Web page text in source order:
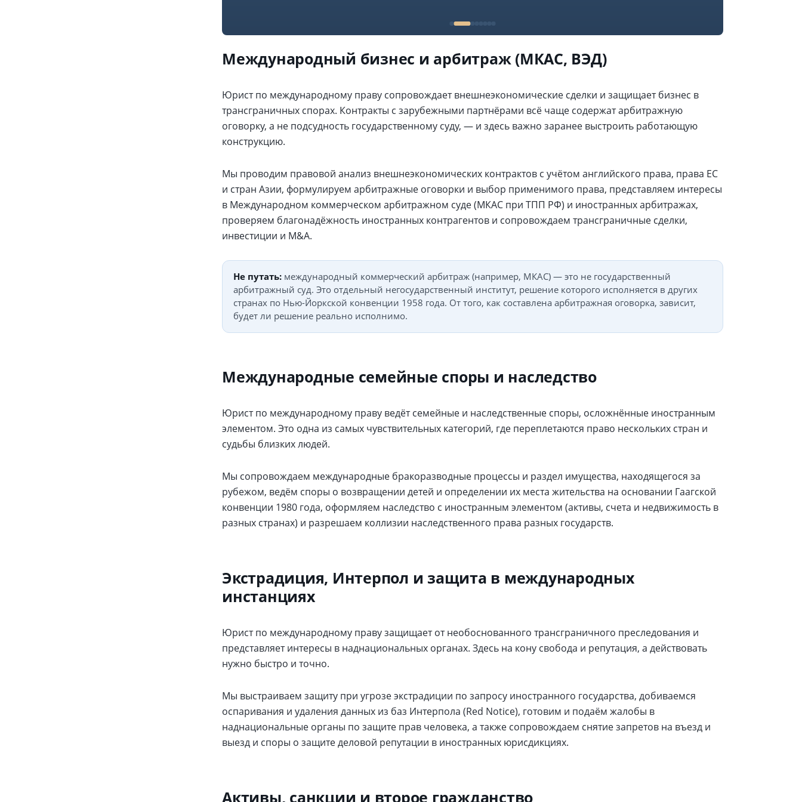
Международный бизнес и арбитраж (МКАС, ВЭД)
Юрист по международному праву сопровождает внешнеэкономические сделки и защищает бизнес в
трансграничных спорах. Контракты с зарубежными партнёрами всё чаще содержат арбитражную
оговорку, а не подсудность государственному суду, — и здесь важно заранее выстроить работающую
конструкцию.
Мы проводим правовой анализ внешнеэкономических контрактов с учётом английского права, права ЕС
и стран Азии, формулируем арбитражные оговорки и выбор применимого права, представляем интересы
в Международном коммерческом арбитражном суде (МКАС при ТПП РФ) и иностранных арбитражах,
проверяем благонадёжность иностранных контрагентов и сопровождаем трансграничные сделки,
инвестиции и M&A.
Не путать: международный коммерческий арбитраж (например, МКАС) — это не государственный
арбитражный суд. Это отдельный негосударственный институт, решение которого исполняется в других
странах по Нью-Йоркской конвенции 1958 года. От того, как составлена арбитражная оговорка, зависит,
будет ли решение реально исполнимо.
Международные семейные споры и наследство
Юрист по международному праву ведёт семейные и наследственные споры, осложнённые иностранным
элементом. Это одна из самых чувствительных категорий, где переплетаются право нескольких стран и
судьбы близких людей.
Мы сопровождаем международные бракоразводные процессы и раздел имущества, находящегося за
рубежом, ведём споры о возвращении детей и определении их места жительства на основании Гаагской
конвенции 1980 года, оформляем наследство с иностранным элементом (активы, счета и недвижимость в
разных странах) и разрешаем коллизии наследственного права разных государств.
Экстрадиция, Интерпол и защита в международных
инстанциях
Юрист по международному праву защищает от необоснованного трансграничного преследования и
представляет интересы в наднациональных органах. Здесь на кону свобода и репутация, а действовать
нужно быстро и точно.
Мы выстраиваем защиту при угрозе экстрадиции по запросу иностранного государства, добиваемся
оспаривания и удаления данных из баз Интерпола (Red Notice), готовим и подаём жалобы в
наднациональные органы по защите прав человека, а также сопровождаем снятие запретов на въезд и
выезд и споры о защите деловой репутации в иностранных юрисдикциях.
Активы, санкции и второе гражданство